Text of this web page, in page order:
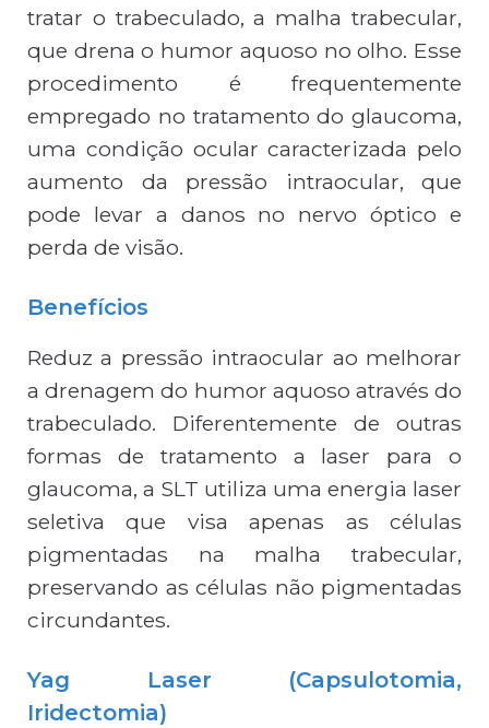
tratar o trabeculado, a malha trabecular,
que drena o humor aquoso no olho. Esse
procedimento é frequentemente
empregado no tratamento do glaucoma,
uma condição ocular caracterizada pelo
aumento da pressão intraocular, que
pode levar a danos no nervo óptico e
perda de visão.
Benefícios
Reduz a pressão intraocular ao melhorar
a drenagem do humor aquoso através do
trabeculado. Diferentemente de outras
formas de tratamento a laser para o
glaucoma, a SLT utiliza uma energia laser
seletiva que visa apenas as células
pigmentadas na malha trabecular,
preservando as células não pigmentadas
circundantes.
Yag Laser (Capsulotomia,
Iridectomia)